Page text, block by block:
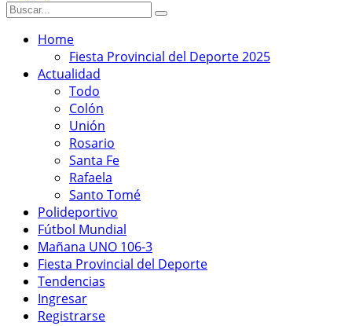
Home
Fiesta Provincial del Deporte 2025
Actualidad
Todo
Colón
Unión
Rosario
Santa Fe
Rafaela
Santo Tomé
Polideportivo
Fútbol Mundial
Mañana UNO 106-3
Fiesta Provincial del Deporte
Tendencias
Ingresar
Registrarse